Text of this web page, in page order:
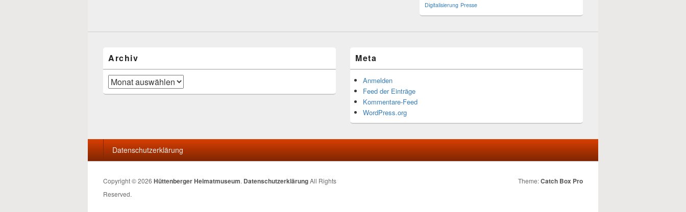
Digitalisierung Presse
Archiv
Archiv
Meta
Anmelden
Feed der Einträge
Kommentare-Feed
WordPress.org
Seitenfuß-
Menü Datenschutzerklärung
Copyright © 2026 Hüttenberger Heimatmuseum. DatenschutzerklärungAll Rights
Reserved.
Theme:Catch Box Pro